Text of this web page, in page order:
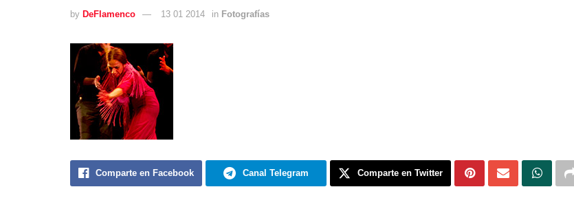
by DeFlamenco 13 01 2014 in Fotografías
Comparte en Facebook Canal Telegram Comparte en Twitter